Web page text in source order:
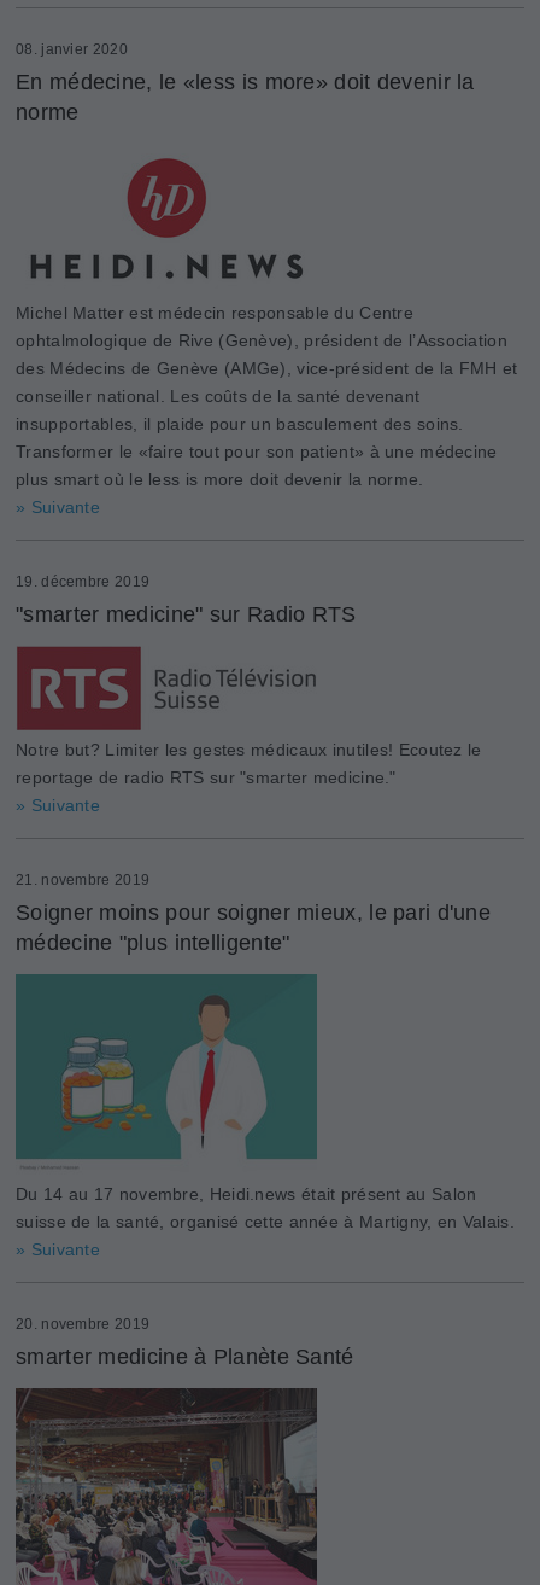
08. janvier 2020
En médecine, le «less is more» doit devenir la
norme
Michel Matter est médecin responsable du Centre
ophtalmologique de Rive (Genève), président de l’Association
des Médecins de Genève (AMGe), vice-président de la FMH et
conseiller national. Les coûts de la santé devenant
insupportables, il plaide pour un basculement des soins.
Transformer le «faire tout pour son patient» à une médecine
plus smart où le less is more doit devenir la norme.
» Suivante
19. décembre 2019
"smarter medicine" sur Radio RTS
Notre but? Limiter les gestes médicaux inutiles! Ecoutez le
reportage de radio RTS sur "smarter medicine."
» Suivante
21. novembre 2019
Soigner moins pour soigner mieux, le pari d'une
médecine "plus intelligente"
Du 14 au 17 novembre, Heidi.news était présent au Salon
suisse de la santé, organisé cette année à Martigny, en Valais.
» Suivante
20. novembre 2019
smarter medicine à Planète Santé